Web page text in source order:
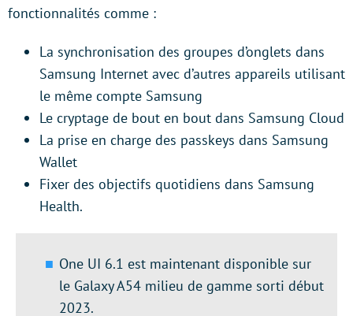
fonctionnalités comme :
La synchronisation des groupes d’onglets dans
Samsung Internet avec d’autres appareils utilisant
le même compte Samsung
Le cryptage de bout en bout dans Samsung Cloud
La prise en charge des passkeys dans Samsung
Wallet
Fixer des objectifs quotidiens dans Samsung
Health.
One UI 6.1 est maintenant disponible sur
le Galaxy A54 milieu de gamme sorti début
2023.